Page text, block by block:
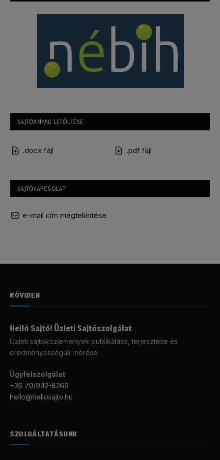
SAJTÓANYAG LETÖLTÉSE
.docx fájl .pdf fájl
SAJTÓKAPCSOLAT
e-mail cím megtekintése
RÖVIDEN
Helló Sajtó! Üzleti Sajtószolgálat
Üzleti sajtóközlemények publikálása, terjesztése és
eredményességük mérése.
Ügyfélszolgálat:
+36 70/942-8269
hello@hellosajto.hu
SZOLGÁLTATÁSUNK